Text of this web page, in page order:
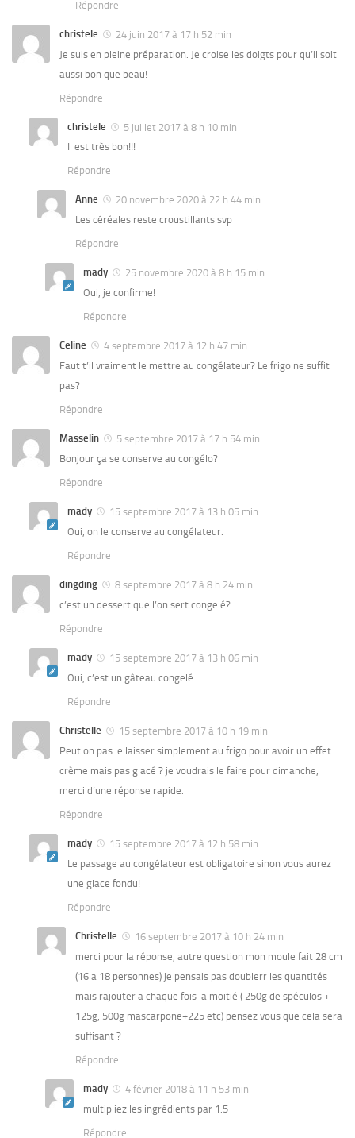
Répondre
christele
24 juin 2017 à 17 h 52 min
Je suis en pleine préparation. Je croise les doigts pour qu’il soit
aussi bon que beau!
Répondre
christele
5 juillet 2017 à 8 h 10 min
Il est très bon!!!
Répondre
Anne
20 novembre 2020 à 22 h 44 min
Les céréales reste croustillants svp
Répondre
mady
25 novembre 2020 à 8 h 15 min
Oui, je confirme!
Répondre
Celine
4 septembre 2017 à 12 h 47 min
Faut t’il vraiment le mettre au congélateur? Le frigo ne suffit
pas?
Répondre
Masselin
5 septembre 2017 à 17 h 54 min
Bonjour ça se conserve au congélo?
Répondre
mady
15 septembre 2017 à 13 h 05 min
Oui, on le conserve au congélateur.
Répondre
dingding
8 septembre 2017 à 8 h 24 min
c’est un dessert que l’on sert congelé?
Répondre
mady
15 septembre 2017 à 13 h 06 min
Oui, c’est un gâteau congelé
Répondre
Christelle
15 septembre 2017 à 10 h 19 min
Peut on pas le laisser simplement au frigo pour avoir un effet
crème mais pas glacé ? je voudrais le faire pour dimanche,
merci d’une réponse rapide.
Répondre
mady
15 septembre 2017 à 12 h 58 min
Le passage au congélateur est obligatoire sinon vous aurez
une glace fondu!
Répondre
Christelle
16 septembre 2017 à 10 h 24 min
merci pour la réponse, autre question mon moule fait 28 cm
(16 a 18 personnes) je pensais pas doublerr les quantités
mais rajouter a chaque fois la moitié ( 250g de spéculos +
125g, 500g mascarpone+225 etc) pensez vous que cela sera
suffisant ?
Répondre
mady
4 février 2018 à 11 h 53 min
multipliez les ingrédients par 1.5
Répondre